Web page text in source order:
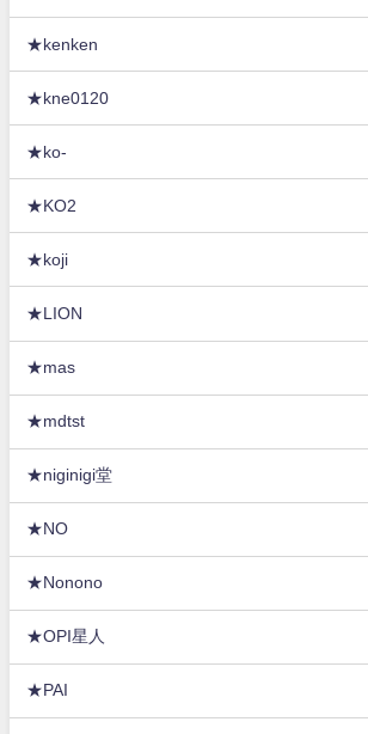
★kenken
★kne0120
★ko-
★KO2
★koji
★LION
★mas
★mdtst
★niginigi堂
★NO
★Nonono
★OPI星人
★PAI